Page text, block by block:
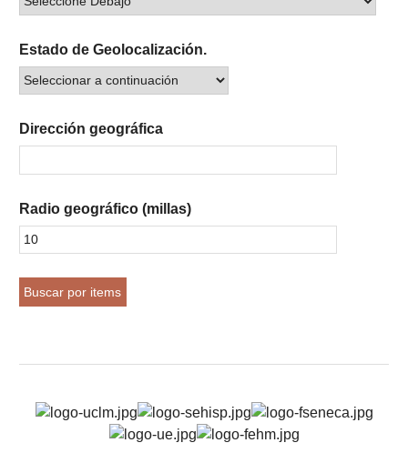
Estado de Geolocalización.
Dirección geográfica
Radio geográfico (millas)